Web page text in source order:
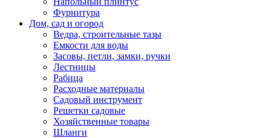
Фурнитура
Дом, сад и огород
Ведра, строительные тазы
Емкости для воды
Засовы, петли, замки, ручки
Лестницы
Рабица
Расходные материалы
Садовый инструмент
Решетки садовые
Хозяйственные товары
Шланги